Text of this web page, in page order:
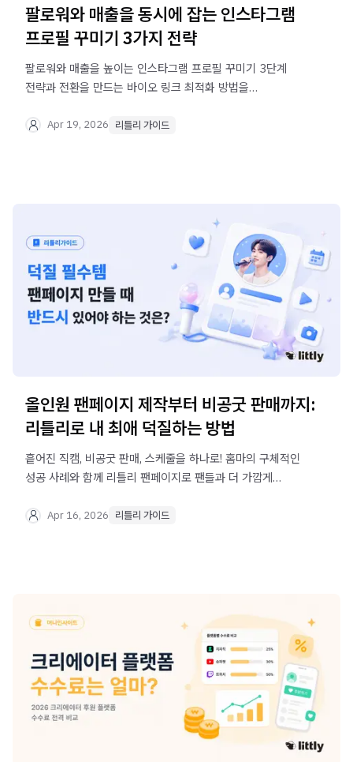
팔로워와 매출을 동시에 잡는 인스타그램
프로필 꾸미기 3가지 전략
팔로워와 매출을 높이는 인스타그램 프로필 꾸미기 3단계
전략과 전환을 만드는 바이오 링크 최적화 방법을
Apr 19, 2026 리틀리 가이드
올인원 팬페이지 제작부터 비공굿 판매까지:
리틀리로 내 최애 덕질하는 방법
흩어진 직캠, 비공굿 판매, 스케줄을 하나로! 홈마의 구체적인
성공 사례와 함께 리틀리 팬페이지로 팬들과 더 가깝게
Apr 16, 2026 리틀리 가이드